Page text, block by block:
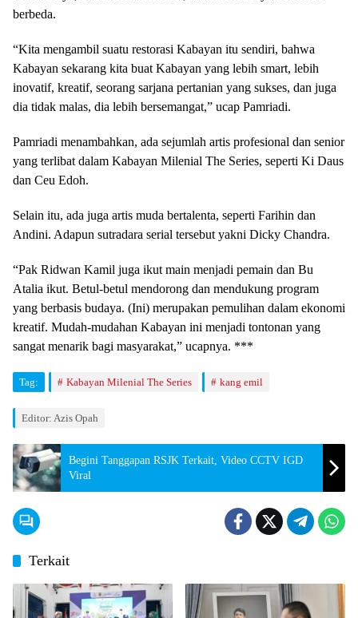
berbeda.
“Kita mengambil suatu restorasi Kabayan itu sendiri, bahwa
Kabayan sekarang kita buat Kabayan yang lebih smart, lebih
inovatif, kreatif, seorang sarjana pertanian yang sukses, dan juga
dia tidak malas, dia lebih bersemangat,” ucap Pamriadi.
Pamriadi menambahkan, ada sejumlah artis profesional dan senior
yang terlibat dalam Kabayan Milenial The Series, seperti Ki Daus
dan Ceu Edoh.
Selain itu, ada juga artis muda bertalenta, seperti Farihin dan
Andini. Adapun sutradara serial tersebut yakni Dicky Chandra.
“Pak Ridwan Kamil juga ikut main menjadi pemain dan Bu
Atalia ikut. Betul-betul mendorong dan mendukung program
yang berbasis budaya. (Ini) merupakan pemulihan dalam ekonomi
kreatif. Mudah-mudahan Kabayan ini menjadi tontonan yang
sangat menarik bagi masyarakat,” ucapnya. ***
Tag: Kabayan Milenial The Series kang emil
Editor: Azis Opah
Begini Tanggapan RSJK Terkait, Video CCTV IGD
Viral
Terkait